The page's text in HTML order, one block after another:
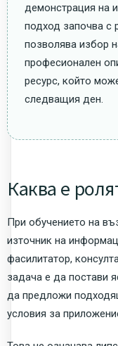
демонстрация на
подход започва с
позволява избор
професионален
ресурс, който
следващия ден.
Каква е
При обучението на
източник на
фасилитатор,
задача е да постави
да предложи
условия за